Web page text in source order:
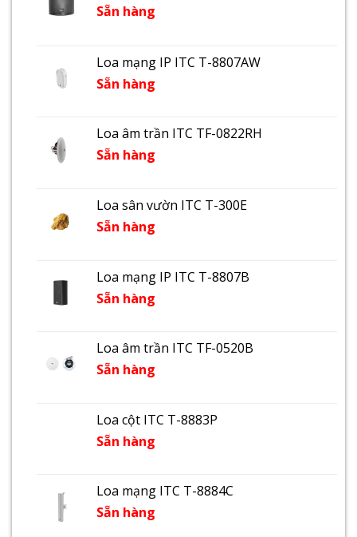
Sẵn hàng
Loa mạng IP ITC T-8807AW
Sẵn hàng
Loa âm trần ITC TF-0822RH
Sẵn hàng
Loa sân vườn ITC T-300E
Sẵn hàng
Loa mạng IP ITC T-8807B
Sẵn hàng
Loa âm trần ITC TF-0520B
Sẵn hàng
Loa cột ITC T-8883P
Sẵn hàng
Loa mạng ITC T-8884C
Sẵn hàng